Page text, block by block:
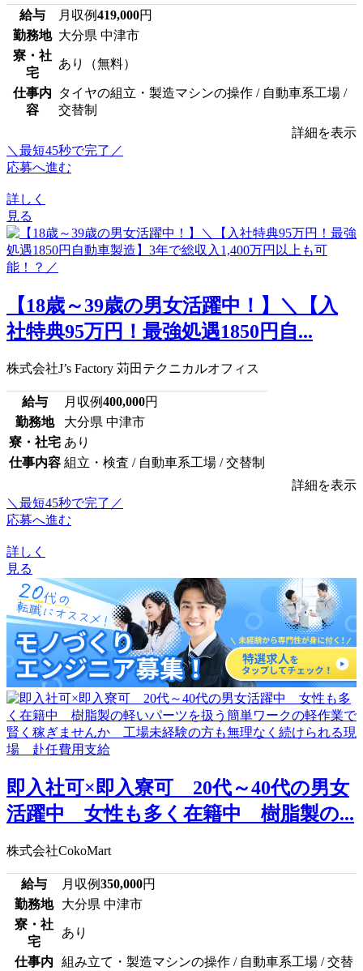
給与 月収例419,000円
勤務地 大分県 中津市
寮・社
宅
あり（無料）
仕事内
容
タイヤの組立・製造マシンの操作 / 自動車系工場 /
交替制
詳細を表示
＼最短45秒で完了／
応募へ進む
詳しく
見る
【18歳～39歳の男女活躍中！】＼【入
社特典95万円！最強処遇1850円自...
株式会社J’s Factory 苅田テクニカルオフィス
給与 月収例400,000円
勤務地
大分県 中津市
寮・社宅 あり
仕事内容 組立・検査 / 自動車系工場 / 交替制
詳細を表示
＼最短45秒で完了／
応募へ進む
詳しく
見る
即入社可×即入寮可 20代～40代の男女
活躍中 女性も多く在籍中 樹脂製の...
株式会社CokoMart
給与 月収例350,000円
勤務地
大分県 中津市
寮・社
宅
あり
仕事内
組み立て・製造マシンの操作 / 自動車系工場 / 交替